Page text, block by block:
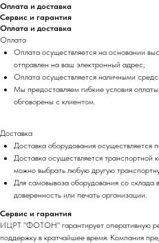
Оплата и доставка
Сервис и гарантия
Оплата и доставка
Оплата
Оплата осуществляется на основании
отправлен на ваш электронный адрес;
Оплата осуществляется наличными
Мы предоставляем гибкие условия
обговорены с клиентом.
Доставка
Доставка оборудования
Доставка осуществляется
можно выбрать любую другую
Для самовывоза оборудования со
доверенность или печать организации.
Сервис и гарантия
ИЦРТ "ФОТОН" гарантирует оперативную
поддержку в кратчайшее время. Компания